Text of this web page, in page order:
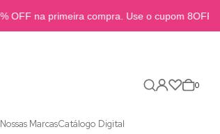
OFF na primeira compra. Use o cupom 8OFFB2B
0
Nossas MarcasCatálogo Digital